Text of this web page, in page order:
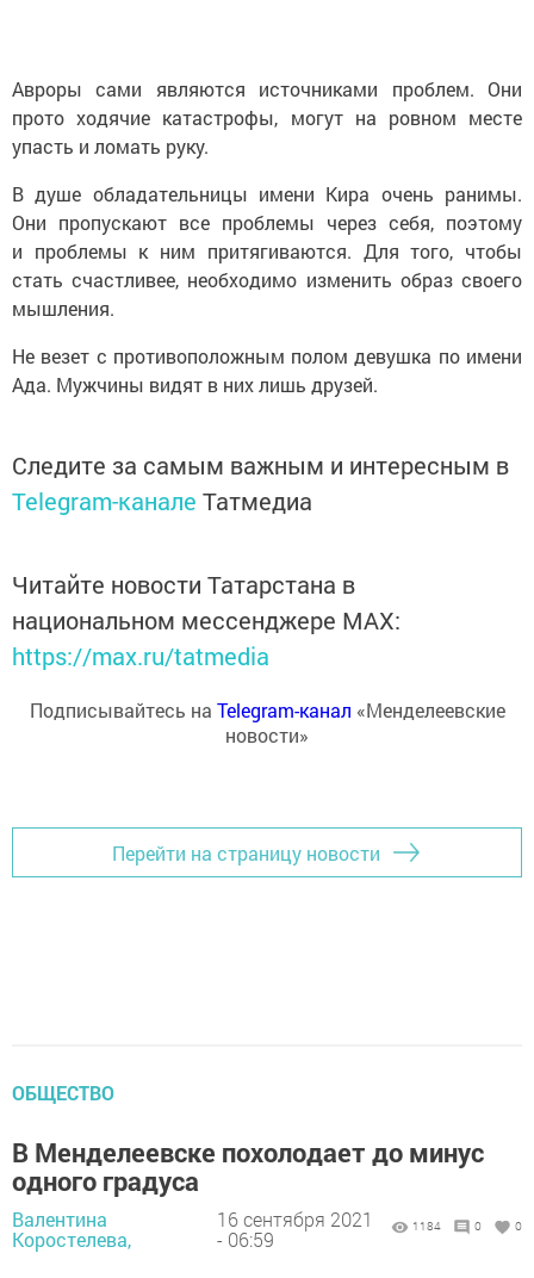
Авроры сами являются источниками проблем. Они
прото ходячие катастрофы, могут на ровном месте
упасть и ломать руку.
В душе обладательницы имени Кира очень ранимы.
Они пропускают все проблемы через себя, поэтому
и проблемы к ним притягиваются. Для того, чтобы
стать счастливее, необходимо изменить образ своего
мышления.
Не везет с противоположным полом девушка по имени
Ада. Мужчины видят в них лишь друзей.
Следите за самым важным и интересным в
Telegram-канале Татмедиа
Читайте новости Татарстана в
национальном мессенджере MАХ:
https://max.ru/tatmedia
Подписывайтесь на Telegram-канал «Менделеевские
новости»
Перейти на страницу новости
ОБЩЕСТВО
В Менделеевске похолодает до минус
одного градуса
Валентина
Коростелева,
16 сентября 2021
- 06:59
1184 0 0